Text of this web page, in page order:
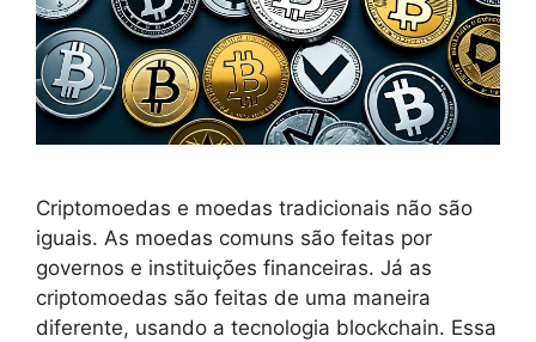
Criptomoedas e moedas tradicionais não são
iguais. As moedas comuns são feitas por
governos e instituições financeiras. Já as
criptomoedas são feitas de uma maneira
diferente, usando a tecnologia blockchain. Essa